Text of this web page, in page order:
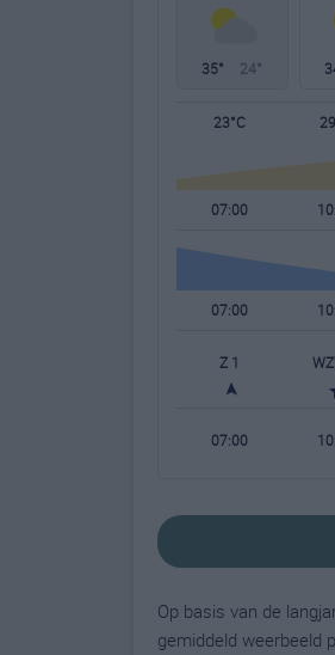
35° 24°
23°C
07:00
07:00
Z 1
07:00
Op basis van de
gemiddeld weerbeeld